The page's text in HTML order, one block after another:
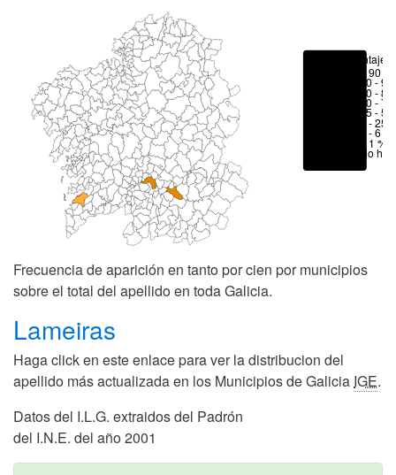
Porcentajes
> 90 %
80 -
70 -
50 -
25 -
6 - 25
1 - 6 %
< 1 %
No hay
Frecuencia de aparición en tanto por cien por municipios
sobre el total del apellido en toda Galicia.
Lameiras
Haga click en este enlace para ver la distribucion del
apellido más actualizada en los Municipios de Galicia IGE.
Datos del I.L.G. extraidos del Padrón
del I.N.E. del año 2001